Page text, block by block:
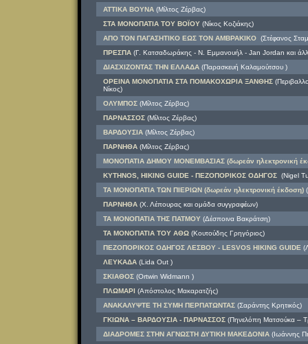
ΑΤΤΙΚΑ ΒΟΥΝΑ(Μίλτος Ζέρβας)
ΣΤΑ ΜΟΝΟΠΑΤΙΑ ΤΟΥ ΒΟΪΟΥ(Νίκος Κοζιάκης)
ΑΠΟ ΤΟΝ ΠΑΓΑΣΗΤΙΚΟ ΕΩΣ ΤΟΝ ΑΜΒΡΑΚΙΚΟ (Στέφανος
ΠΡΕΣΠΑ(Γ. Κατσαδωράκης - Ν. Εμμανουήλ - Jan Jordan και
ΔΙΑΣΧΙΖΟΝΤΑΣ ΤΗΝ ΕΛΛΑΔΑ (Παρασκευή Καλαμούτσου )
ΟΡΕΙΝΑ ΜΟΝΟΠΑΤΙΑ ΣΤΑ ΠΟΜΑΚΟΧΩΡΙΑ ΞΑΝΘΗΣ
Νίκος)
ΟΛΥΜΠΟΣ(Μίλτος Ζέρβας)
ΠΑΡΝΑΣΣΟΣ(Μίλτος Ζέρβας)
ΒΑΡΔΟΥΣΙΑ(Μίλτος Ζέρβας)
ΠΑΡΝΗΘΑ(Μίλτος Ζέρβας)
ΜΟΝΟΠΑΤΙΑ ΔΗΜΟΥ ΜΟΝΕΜΒΑΣΙΑΣ (δωρεάν ηλεκτρονική
KYTHNOS, HIKING GUIDE - ΠΕΖΟΠΟΡΙΚΟΣ ΟΔΗΓΟΣ (Nigel
ΤΑ ΜΟΝΟΠΑΤΙΑ ΤΩΝ ΠΙΕΡΙΩΝ (δωρεάν ηλεκτρονική έκδοση)
ΠΑΡΝΗΘΑ(Χ. Λέπουρας και ομάδα συγγραφέων)
ΤΑ ΜΟΝΟΠΑΤΙΑ ΤΗΣ ΠΑΤΜΟΥ(Δέσποινα Βακράτση)
ΤΑ ΜΟΝΟΠΑΤΙΑ ΤΟΥ ΑΘΩ (Κουτούδης Γρηγόριος)
ΠΕΖΟΠΟΡΙΚΟΣ ΟΔΗΓΟΣ ΛΕΣΒΟΥ - LESVOS HIKING GUIDE
ΛΕΥΚΑΔΑ(Lida Out )
ΣΚΙΑΘΟΣ(Ortwin Widmann )
ΠΛΩΜΑΡΙ (Απόστολος Μακαρατζής)
ΑΝΑΚΑΛΥΨΤΕ ΤΗ ΣΥΜΗ ΠΕΡΠΑΤΩΝΤΑΣ(Σαράντης Κρητικός)
ΓΚΙΩΝΑ – ΒΑΡΔΟΥΣΙΑ - ΠΑΡΝΑΣΣΟΣ(Πηνελόπη Ματσούκα –
ΔΙΑΔΡΟΜΕΣ ΣΤΗΝ ΑΓΝΩΣΤΗ ΔΥΤΙΚΗ ΜΑΚΕΔΟΝΙΑ(Ιωάννης